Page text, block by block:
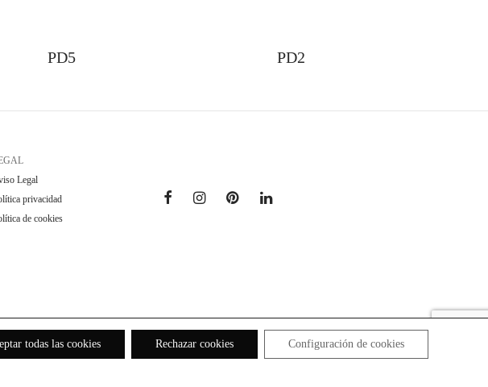
PD5 PD2
Legal
privacidad
de cookies
todas las cookies Rechazar cookies Configuración de cookies